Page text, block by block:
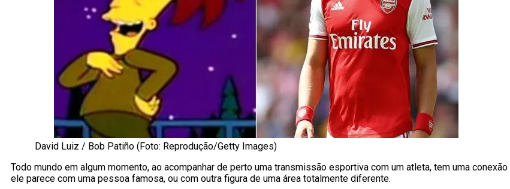
David Luiz / Bob Patiño (Foto: Reprodução/Getty Images)
Todo mundo em algum momento, ao acompanhar de perto uma transmissão esportiva com um atleta, tem uma
ele parece com uma pessoa famosa, ou com outra figura de uma área totalmente diferente.